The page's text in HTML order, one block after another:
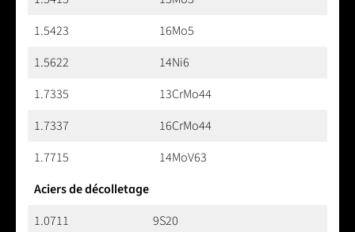
1.5423
16Mo5
1.5622
14Ni6
1.7335
13CrMo44
1.7337
16CrMo44
1.7715
14MoV63
Aciers de décolletage
1.0711
9S20